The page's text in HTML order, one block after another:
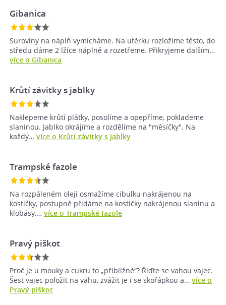
Gibanica
Suroviny na náplň vymícháme. Na utěrku rozložíme těsto, do
středu dáme 2 lžíce náplně a rozetřeme. Přikryjeme dalším…
více o Gibanica
Krůtí závitky s jablky
Naklepeme krůtí plátky, posolíme a opepříme, poklademe
slaninou. Jablko okrájíme a rozdělíme na "měsíčky". Na
každý… více o Krůtí závitky s jablky
Trampské fazole
Na rozpáleném oleji osmažíme cibulku nakrájenou na
kostičky, postupně přidáme na kostičky nakrájenou slaninu a
klobásy,… více o Trampské fazole
Pravý piškot
Proč je u mouky a cukru to „přibližně“? Řiďte se vahou vajec.
Šest vajec položit na váhu, zvážit je i se skořápkou a… více o
Pravý piškot